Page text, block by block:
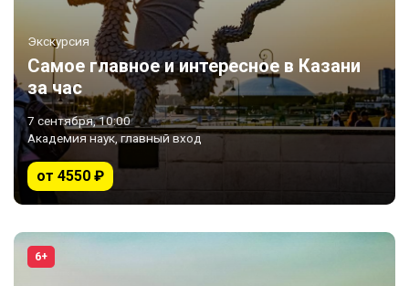
Экскурсия
Самое главное и интересное в Казани
за час
7 сентября, 10:00
Академия наук, главный вход
от 4550 ₽
6+